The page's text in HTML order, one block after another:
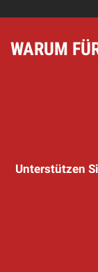
WARUM
Unterstützen